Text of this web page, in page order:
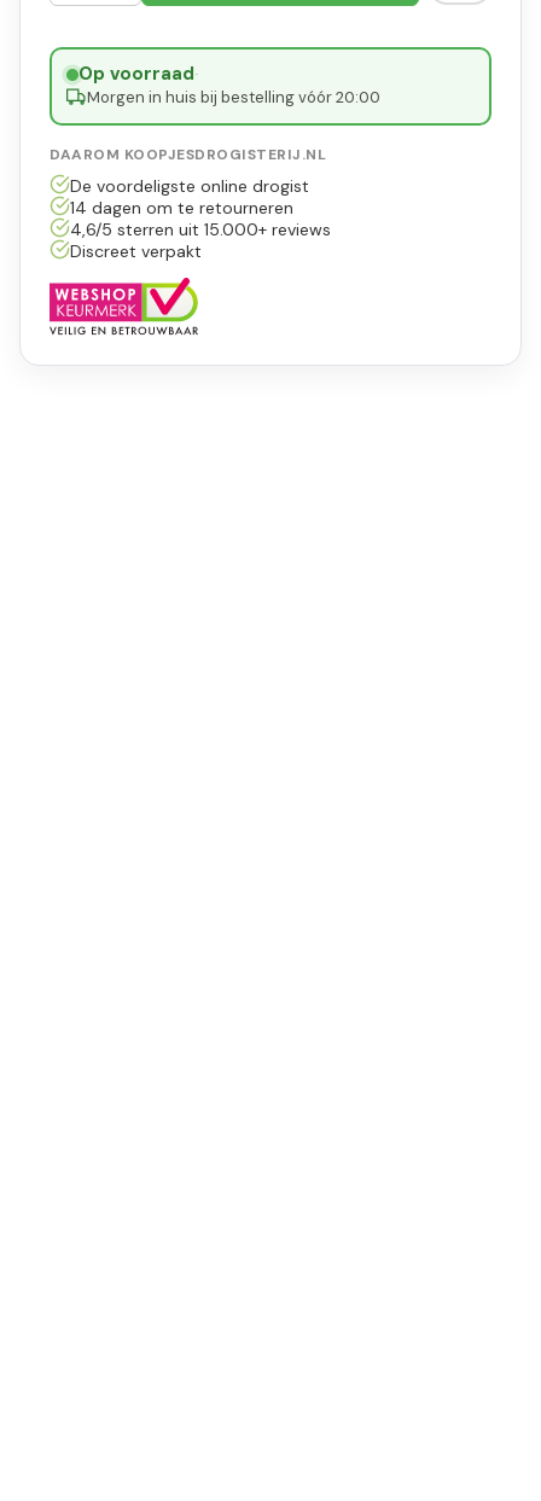
Op voorraad·
Morgen in huis bij bestelling vóór 20:00
DAAROM KOOPJESDROGISTERIJ.NL
De voordeligste online drogist
14 dagen om te retourneren
4,6/5 sterren uit 15.000+ reviews
Discreet verpakt